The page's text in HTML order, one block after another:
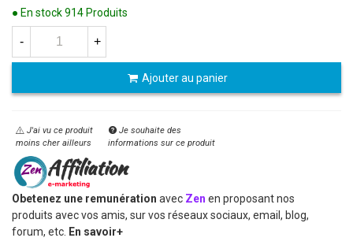
● En stock914 Produits
- +
Ajouter au panier
J'ai vu ce produit
moins cher ailleurs
Je souhaite des
informations sur ce produit
Obetenez une remunération avec Zen en proposant nos
produits avec vos amis, sur vos réseaux sociaux, email, blog,
forum, etc. En savoir+